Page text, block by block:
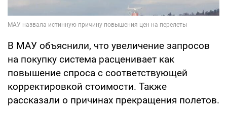
В МАУ объяснили, что увеличение запросов
на покупку система расценивает как
повышение спроса с соответствующей
корректировкой стоимости. Также
рассказали о причинах прекращения полетов.